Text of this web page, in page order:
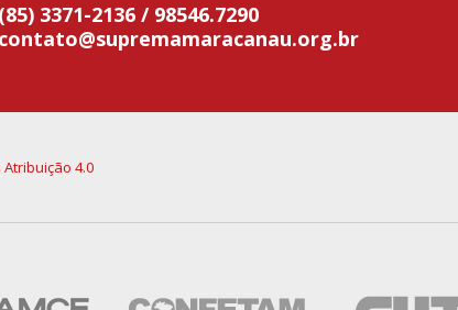
(85) 3371-2136 / 98546.7290
contato@supremamaracanau.org.br
4.0